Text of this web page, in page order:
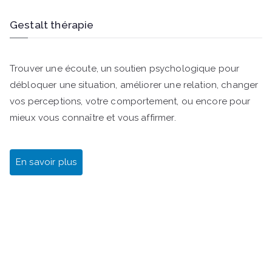
Gestalt thérapie
Trouver une écoute, un soutien psychologique pour
débloquer une situation, améliorer une relation, changer
vos perceptions, votre comportement, ou encore pour
mieux vous connaître et vous affirmer.
En savoir plus